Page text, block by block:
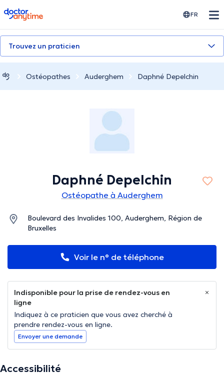
doctoranytime FR
Trouvez un praticien
Ostéopathes Auderghem Daphné Depelchin
Daphné Depelchin
Ostéopathe à Auderghem
Boulevard des Invalides 100, Auderghem, Région de
Bruxelles
Voir le n° de téléphone
Indisponible pour la prise de rendez-vous en
ligne
Indiquez à ce praticien que vous avez cherché à
prendre rendez-vous en ligne.
Envoyer une demande
Accessibilité